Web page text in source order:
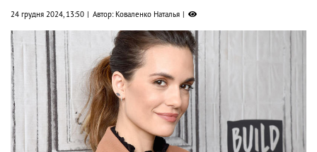
24 грудня 2024, 13:50 Автор: Коваленко Наталья